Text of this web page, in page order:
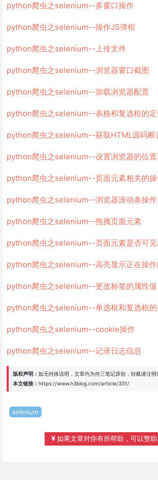
python爬虫之selenium--多窗口操作
python爬虫之selenium--操作JS弹框
python爬虫之selenium--上传文件
python爬虫之selenium--浏览器窗口截图
python爬虫之selenium--加载浏览器配置
python爬虫之selenium--表格和复选框的定
python爬虫之selenium--获取HTML源码断
python爬虫之selenium--设置浏览器的位
python爬虫之selenium--页面元素相关的
python爬虫之selenium--浏览器滚动条操作
python爬虫之selenium--拖拽页面元素
python爬虫之selenium--页面元素是否可
python爬虫之selenium--高亮显示正在操
python爬虫之selenium--更改标签的属性值
python爬虫之selenium--单选框和复选框
python爬虫之selenium--cookie操作
python爬虫之selenium--记录日志信息
版权声明： 如无特殊说明，文章均为何三笔记原创，转载请注明
本文链接： https://www.h3blog.com/article/331/
selenium
如果文章对你有所帮助，可以赞